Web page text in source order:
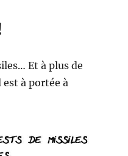
Et à plus de
à portée à